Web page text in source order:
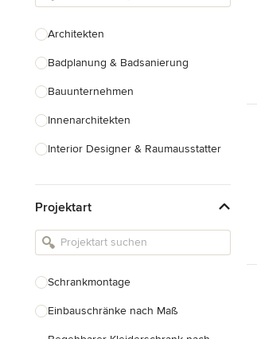
Architekten
Badplanung & Badsanierung
Bauunternehmen
Innenarchitekten
Interior Designer & Raumausstatter
Landschaftsarchitekten
Armaturen & Sanitärbedarf
Einbauschränke
Projektart
Schrankmontage
Einbauschränke nach Maß